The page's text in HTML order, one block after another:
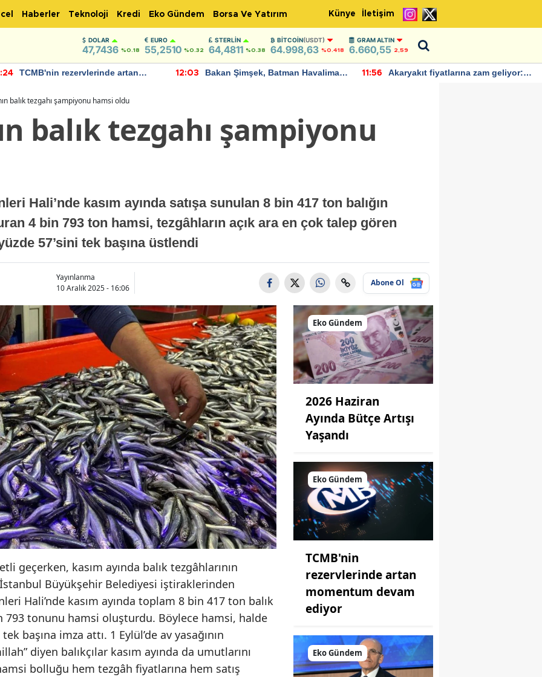
Haberler Teknoloji Kredi Eko Gündem Borsa Ve Yatırım Künye İletişim
DOLAR
47,7436 %0.18
EURO
55,2510 %0.32
STERLIN
64,4811 %0.38
BITCOIN(USDT)
64.998,63 %0.418
GRAM ALTIN
6.660,55 2,59
TCMB'nin rezervlerinde artan
12:03
Bakan Şimşek, Batman Havalimanı
11:56
Akaryakıt fiyatlarına zam geliyor:
balık tezgahı şampiyonu hamsi oldu
balık tezgahı şampiyonu
Hali’nde kasım ayında satışa sunulan 8 bin 417 ton balığın
4 bin 793 ton hamsi, tezgâhların açık ara en çok talep gören
57’sini tek başına üstlendi
Yayınlanma
10 Aralık 2025 - 16:06
Abone Ol
geçerken, kasım ayında balık tezgâhlarının
İstanbul Büyükşehir Belediyesi iştiraklerinden
Hali’nde kasım ayında toplam 8 bin 417 ton balık
793 tonunu hamsi oluşturdu. Böylece hamsi, halde
başına imza attı. 1 Eylül’de av yasağının
diyen balıkçılar kasım ayında da umutlarını
bolluğu hem tezgâh fiyatlarına hem satış
Eko Gündem
2026 Haziran
Ayında Bütçe Artışı
Yaşandı
Eko Gündem
TCMB'nin
rezervlerinde artan
momentum devam
ediyor
Eko Gündem